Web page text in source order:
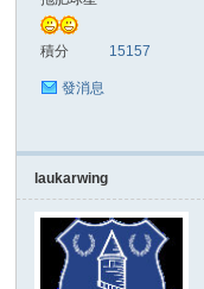
積分 15157
發消息
laukarwing